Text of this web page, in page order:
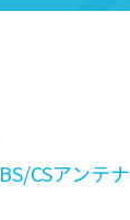
CSアンテナ